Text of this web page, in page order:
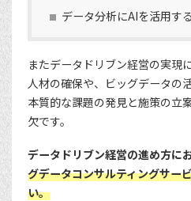
データ分析にAIを活用する
またデータドリブン経営の実現
人材の確保や、ビッグデータの
本質的な課題の発見と施策の立
欠です。
データドリブン経営の進め方に
グデータコンサルティングサー
い。